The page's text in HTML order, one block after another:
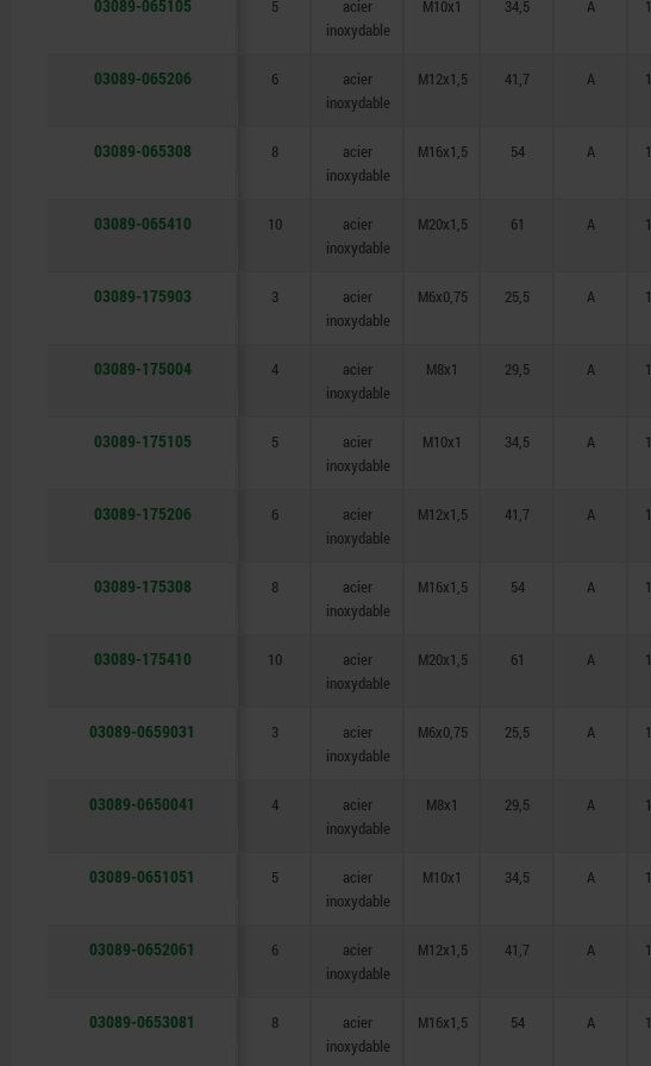
03089-065105 5
acier
inoxydable
M10x1 34,5 A
03089-065206 6
acier
inoxydable
M12x1,5 41,7 A
03089-065308 8
acier
inoxydable
M16x1,5 54 A
03089-065410 10
acier
inoxydable
M20x1,5 61 A
03089-175903 3
acier
inoxydable
M6x0,75 25,5 A
03089-175004 4
acier
inoxydable
M8x1 29,5 A
03089-175105 5
acier
inoxydable
M10x1 34,5 A
03089-175206 6
acier
inoxydable
M12x1,5 41,7 A
03089-175308 8
acier
inoxydable
M16x1,5 54 A
03089-175410 10
acier
inoxydable
M20x1,5 61 A
03089-0659031 3
acier
inoxydable
M6x0,75 25,5 A
03089-0650041 4
acier
inoxydable
M8x1 29,5 A
03089-0651051 5
acier
inoxydable
M10x1 34,5 A
03089-0652061 6
acier
inoxydable
M12x1,5 41,7 A
03089-0653081 8
acier
inoxydable
M16x1,5 54 A